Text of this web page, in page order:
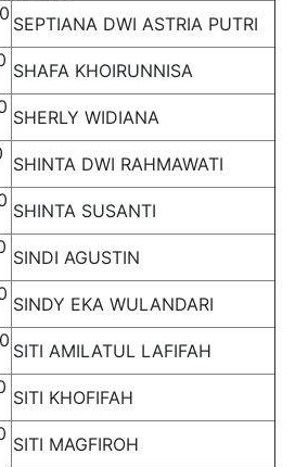
SEPTIANA DWI ASTRIA PUTRI
SHAFA KHOIRUNNISA
SHERLY WIDIANA
SHINTA DWI RAHMAWATI
SHINTA SUSANTI
SINDI AGUSTIN
SINDY EKA WULANDARI
SITI AMILATUL LAFIFAH
SITI KHOFIFAH
SITI MAGFIROH